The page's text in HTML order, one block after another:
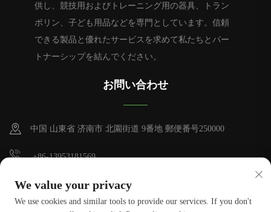
供し、競技用およびトレーニング用の器具、トラン
ポリン、子ども用品などを専門としています。信頼
できる製品と優れたサービスを求めて私たちとパー
トナーシップを結んでください。
お問い合わせ
中国 山東省 济南市 北園街道 9番地 郵便番号250000
+86-13953181569
[email protected]
We value your privacy
We use cookies and similar tools to provide our services. If you don't